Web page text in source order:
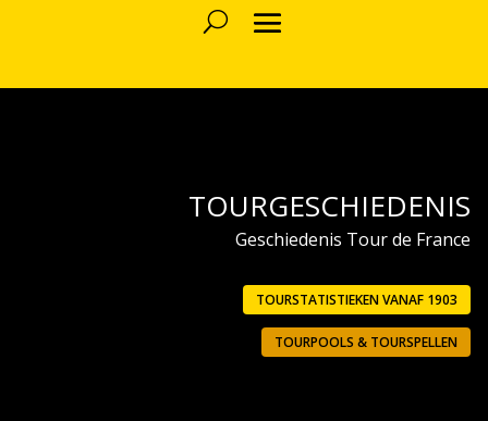
TOURGESCHIEDENIS
Geschiedenis Tour de France
TOURSTATISTIEKEN VANAF 1903
TOURPOOLS & TOURSPELLEN